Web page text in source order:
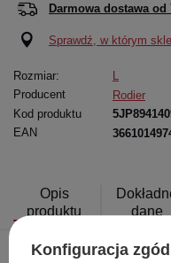
Darmowa dostawa od
Sprawdź, w którym
Rozmiar:
Producent
Rodier
Kod produktu
EAN
Opis
produktu
dane
Konfiguracja zgód